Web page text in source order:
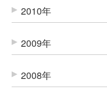
2010年
2009年
2008年